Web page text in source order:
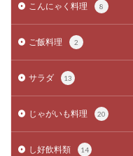
こんにゃく料理 8
ご飯料理 2
サラダ 13
じゃがいも料理 20
し好飲料類 14